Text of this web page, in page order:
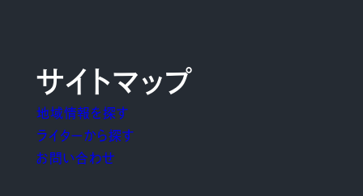
サイトマップ
地域情報を探す
ライターから探す
お問い合わせ